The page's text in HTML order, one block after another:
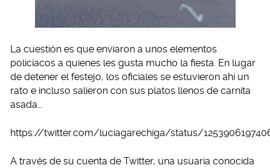
La cuestión es que enviaron a unos elementos
policíacos a quienes les gusta mucho la fiesta. En lugar
de detener el festejo, los oficiales se estuvieron ahí un
rato e incluso salieron con sus platos llenos de carnita
asada…
https://twitter.com/luciagarechiga/status/
A través de su cuenta de Twitter, una usuaria conocida